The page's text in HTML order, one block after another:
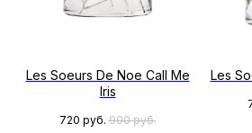
Les Soeurs De Noe Call Me
Iris
720 руб. 900 руб.
Les